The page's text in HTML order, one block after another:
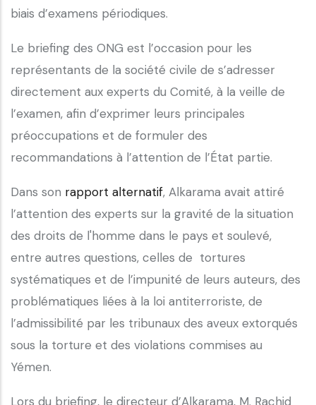
biais d’examens périodiques.
Le briefing des ONG est l’occasion pour les
représentants de la société civile de s’adresser
directement aux experts du Comité, à la veille de
l’examen, afin d’exprimer leurs principales
préoccupations et de formuler des
recommandations à l’attention de l’État partie.
Dans son rapport alternatif, Alkarama avait attiré
l’attention des experts sur la gravité de la situation
des droits de l'homme dans le pays et soulevé,
entre autres questions, celles de tortures
systématiques et de l’impunité de leurs auteurs, des
problématiques liées à la loi antiterroriste, de
l’admissibilité par les tribunaux des aveux extorqués
sous la torture et des violations commises au
Yémen.
Lors du briefing, le directeur d’Alkarama, M. Rachid